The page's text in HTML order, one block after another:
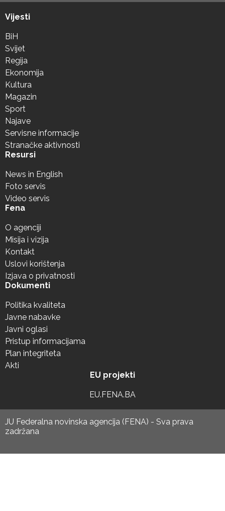
Vijesti
BiH
Svijet
Regija
Ekonomija
Kultura
Magazin
Sport
Najave
Servisne informacije
Stranačke aktivnosti
Resursi
News in English
Foto servis
Video servis
Fena
O agenciji
Misija i vizija
Kontakt
Uslovi korištenja
Izjava o privatnosti
Dokumenti
Politika kvaliteta
Javne nabavke
Javni oglasi
Pristup informacijama
Plan integriteta
Akti
EU projekti
EU.FENA.BA
JU Federalna novinska agencija (FENA) - Sva prava
zadržana